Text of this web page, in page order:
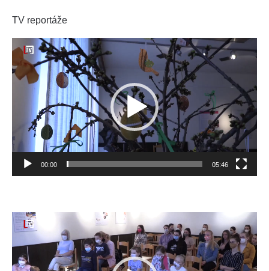
TV reportáže
Video
prehrávač
00:00 05:46
Video
prehrávač